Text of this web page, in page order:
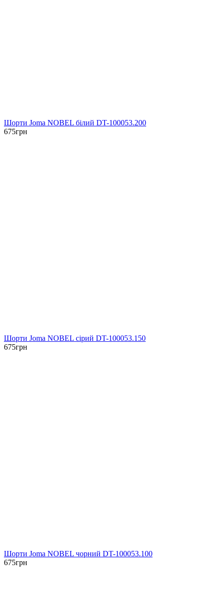
Шорти Joma NOBEL білий DT-100053.200
675грн
Шорти Joma NOBEL сірий DT-100053.150
675грн
Шорти Joma NOBEL чорний DT-100053.100
675грн